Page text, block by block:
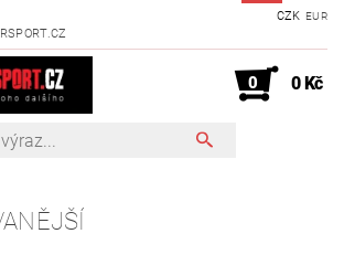
CZK EUR
0 0 Kč